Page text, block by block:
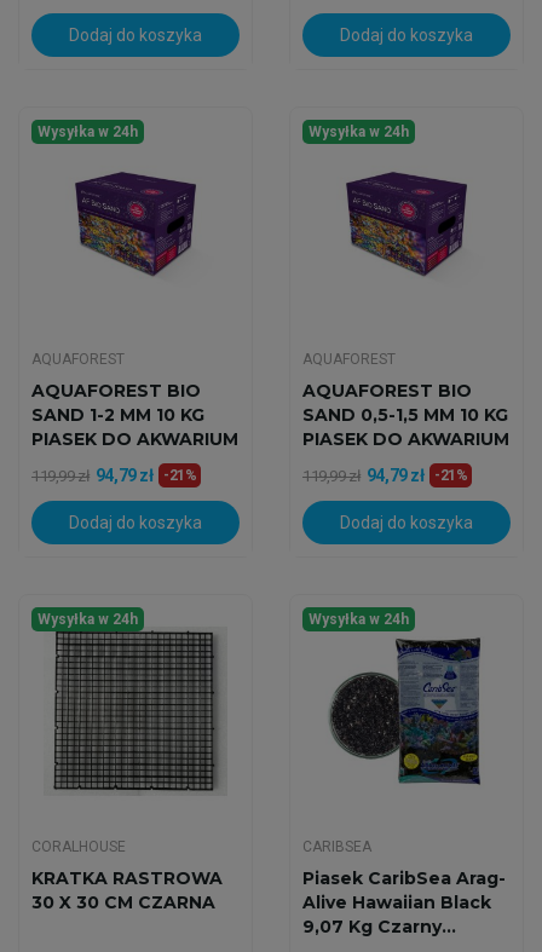
Dodaj do koszyka Dodaj do koszyka
Wysyłka w 24h
AQUAFOREST
AQUAFOREST BIO
SAND 1-2 MM 10 KG
PIASEK DO AKWARIUM
119,99 zł 94,79 zł -21%
Dodaj do koszyka
Wysyłka w 24h
AQUAFOREST
AQUAFOREST BIO
SAND 0,5-1,5 MM 10 KG
PIASEK DO AKWARIUM
119,99 zł 94,79 zł -21%
Dodaj do koszyka
Wysyłka w 24h
CORALHOUSE
KRATKA RASTROWA
30 X 30 CM CZARNA
Wysyłka w 24h
CARIBSEA
Piasek CaribSea Arag-
Alive Hawaiian Black
9,07 Kg Czarny...